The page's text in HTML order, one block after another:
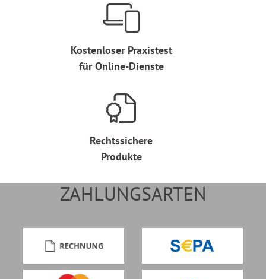
Kostenloser Praxistest
für Online-Dienste
Rechtssichere
Produkte
ZAHLUNGSARTEN